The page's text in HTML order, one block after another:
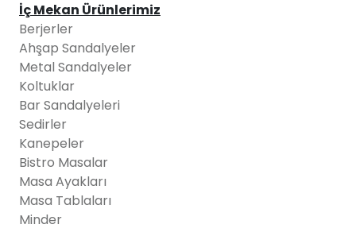
İç Mekan Ürünlerimiz
Berjerler
Ahşap Sandalyeler
Metal Sandalyeler
Koltuklar
Bar Sandalyeleri
Sedirler
Kanepeler
Bistro Masalar
Masa Ayakları
Masa Tablaları
Minder